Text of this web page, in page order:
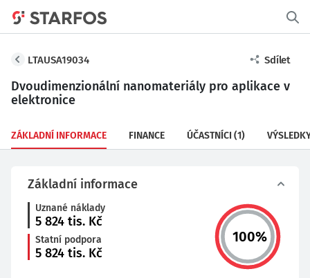
LTAUSA19034 Sdílet
Dvoudimenzionální nanomateriály pro aplikace v
elektronice
ZÁKLADNÍ INFORMACE FINANCE ÚČASTNÍCI (1)
Základní informace
Uznané náklady
5 824 tis. Kč
Statní podpora
5 824 tis. Kč
100%